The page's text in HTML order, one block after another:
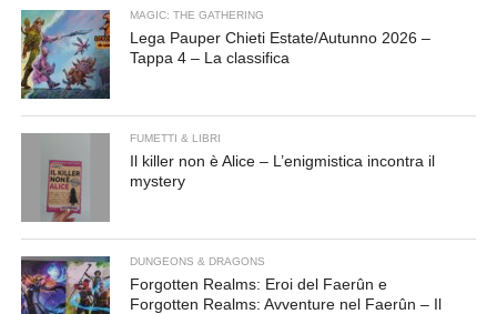
MAGIC: THE GATHERING
Lega Pauper Chieti Estate/Autunno 2026 –
Tappa 4 – La classifica
FUMETTI & LIBRI
Il killer non è Alice – L’enigmistica incontra il
mystery
DUNGEONS & DRAGONS
Forgotten Realms: Eroi del Faerûn e
Forgotten Realms: Avventure nel Faerûn – Il